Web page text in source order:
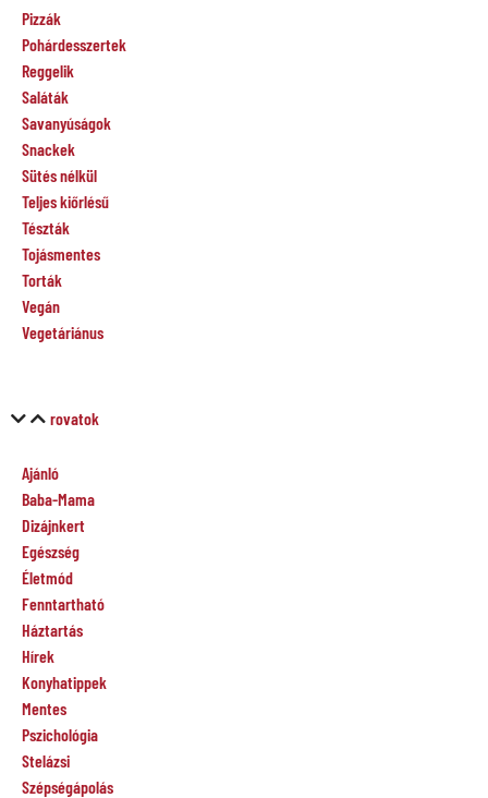
Pizzák
Pohárdesszertek
Reggelik
Saláták
Savanyúságok
Snackek
Sütés nélkül
Teljes kiőrlésű
Tészták
Tojásmentes
Torták
Vegán
Vegetáriánus
rovatok
Ajánló
Baba-Mama
Dizájnkert
Egészség
Életmód
Fenntartható
Háztartás
Hírek
Konyhatippek
Mentes
Pszichológia
Stelázsi
Szépségápolás